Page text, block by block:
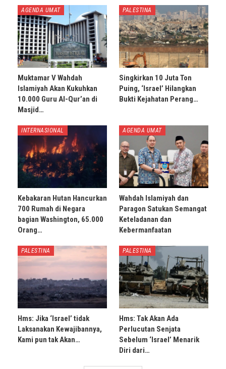
AGENDA UMAT
Muktamar V Wahdah
Islamiyah Akan Kukuhkan
10.000 Guru Al-Qur’an di
Masjid…
PALESTINA
Singkirkan 10 Juta Ton
Puing, ‘Israel’ Hilangkan
Bukti Kejahatan Perang…
INTERNASIONAL
Kebakaran Hutan Hancurkan
700 Rumah di Negara
bagian Washington, 65.000
Orang…
AGENDA UMAT
Wahdah Islamiyah dan
Paragon Satukan Semangat
Keteladanan dan
Kebermanfaatan
PALESTINA
Hms: Jika ‘Israel’ tidak
Laksanakan Kewajibannya,
Kami pun tak Akan…
PALESTINA
Hms: Tak Akan Ada
Perlucutan Senjata
Sebelum ‘Israel’ Menarik
Diri dari…